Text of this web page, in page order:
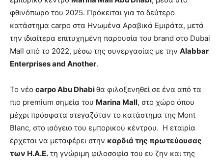
φθινόπωρο του 2025. Πρόκειται για το δεύτερο
κατάστημα carpo στα Ηνωμένα Αραβικά Εμιράτα, μετά
την ιδιαίτερα επιτυχημένη παρουσία του brand στο Dubai
Mall από το 2022, μέσω της συνεργασίας με την Alabbar
Enterprises and Another.
Το νέο carpo Abu Dhabiθα φιλοξενηθεί σε ένα από τα
πιο premium σημεία του Marina Mall, στο χώρο όπου
μέχρι πρόσφατα στεγαζόταν το κατάστημα της Mont
Blanc, στο ισόγειο του εμπορικού κέντρου. Η εταιρία
έρχεται να μεταφέρει στην καρδιά της πρωτεύουσας
των Η.Α.Ε. τη γνώριμη φιλοσοφία του ευ ζην και της